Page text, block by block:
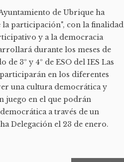
de Ubrique ha
participación", con la finalidad
y a la democracia
durante los meses de
3º y 4º de ESO del IES Las
en los diferentes
una cultura democrática y
juego en el que podrán
a través de un
Delegación el 23 de enero.